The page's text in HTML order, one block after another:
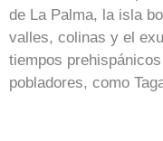
de La Palma, la isla
valles, colinas y el
tiempos
pobladores, como